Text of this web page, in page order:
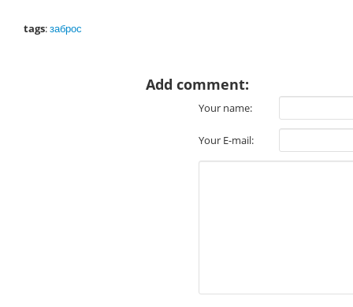
tags:заброс
Add comment:
Your name:
Your E-mail: